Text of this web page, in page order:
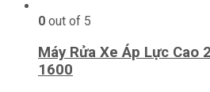
0 out of 5
Máy Rửa Xe Áp Lực Cao
1600